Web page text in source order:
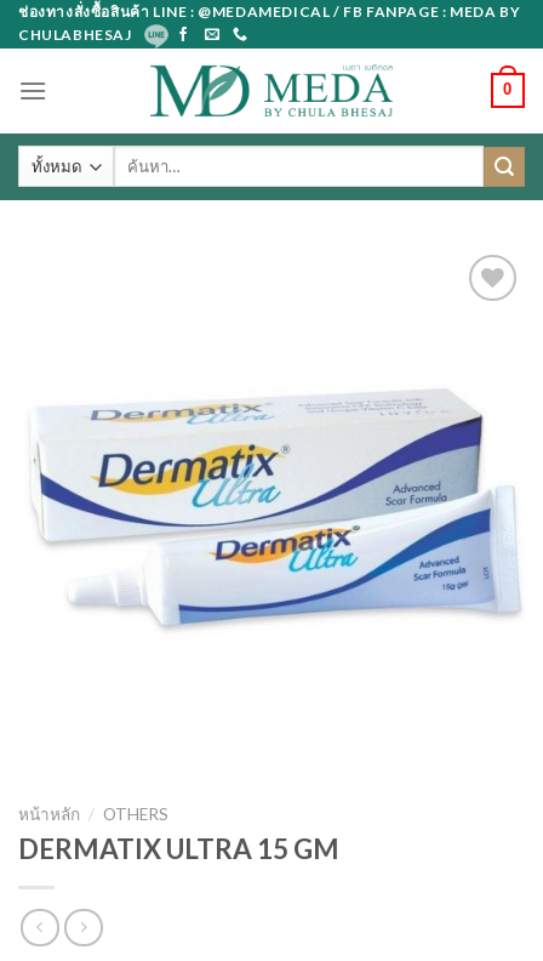
Skip
to
ช่องทางสั่งซื้อสินค้า LINE : @MEDAMEDICAL / FB FANPAGE : MEDA BY
CHULABHESAJ
0
ค้นหา:
หน้าหลัก / OTHERS
DERMATIX ULTRA 15 GM